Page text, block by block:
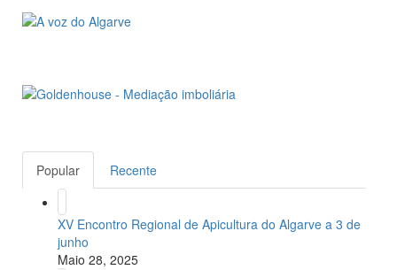
Popular Recente
XV Encontro Regional de Apicultura do Algarve a 3 de
junho
Maio 28, 2025